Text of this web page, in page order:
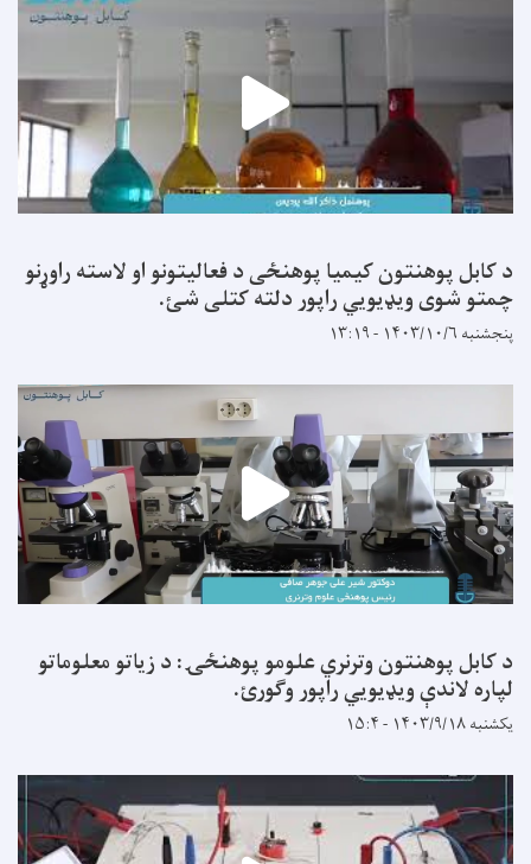
د کابل پوهنتون کیمیا پوهنځی د فعالیتونو او لاسته راوړنو
چمتو شوی ویډیویي راپور دلته کتلی شئ.
پنجشنبه ۱۴۰۳/۱۰/۶ - ۱۳:۱۹
د کابل پوهنتون وترنري علومو پوهنځۍ: د زیاتو معلوماتو
لپاره لاندې ویډیويي راپور وګورئ.
یکشنبه ۱۴۰۳/۹/۱۸ - ۱۵:۴